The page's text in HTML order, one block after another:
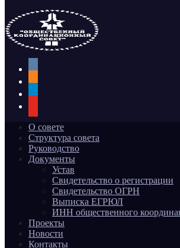
О совете
Структура совета
Руководство
Документы
Устав
Свидетельство о регистрации
Свидетельство ОГРН
Выписка ЕГРЮЛ
ИНН общественного
Проекты
Новости
Контакты